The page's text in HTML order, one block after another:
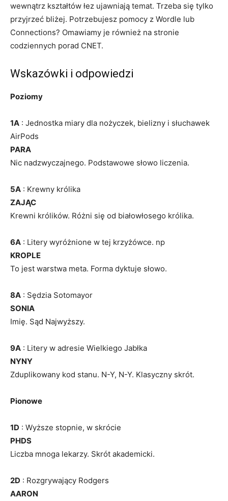
wewnątrz kształtów łez ujawniają temat. Trzeba się tylko
przyjrzeć bliżej. Potrzebujesz pomocy z Wordle lub
Connections? Omawiamy je również na stronie
codziennych porad CNET.
Wskazówki i odpowiedzi
Poziomy
1A : Jednostka miary dla nożyczek, bielizny i słuchawek
AirPods
PARA
Nic nadzwyczajnego. Podstawowe słowo liczenia.
5A : Krewny królika
ZAJĄC
Krewni królików. Różni się od białowłosego królika.
6A : Litery wyróżnione w tej krzyżówce. np
KROPLE
To jest warstwa meta. Forma dyktuje słowo.
8A : Sędzia Sotomayor
SONIA
Imię. Sąd Najwyższy.
9A : Litery w adresie Wielkiego Jabłka
NYNY
Zduplikowany kod stanu. N-Y, N-Y. Klasyczny skrót.
Pionowe
1D : Wyższe stopnie, w skrócie
PHDS
Liczba mnoga lekarzy. Skrót akademicki.
2D : Rozgrywający Rodgers
AARON